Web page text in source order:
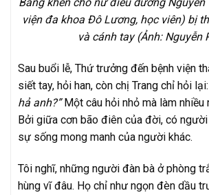
viện đa khoa Đô Lương, học viên) bị
và cánh tay (Ảnh: Nguyễn
Sau buổi lễ, Thứ trưởng đến bệnh viện
siết tay, hỏi han, còn chị Trang chỉ hỏi lại:
hả anh?”Một câu hỏi nhỏ mà làm nhiều
Bởi giữa cơn bão điên của đời, có
sự sống mong manh của người khác.
Tôi nghĩ, những người đàn bà ở phòng
hùng vĩ đâu. Họ chỉ như ngọn đèn dầu